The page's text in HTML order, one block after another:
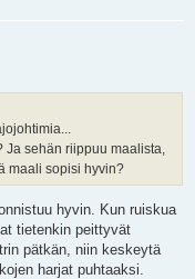
Ja sehän riippuu maalista,
maali sopisi hyvin?
hyvin. Kun ruiskua
tietenkin peittyvät
pätkän, niin keskeytä
harjat puhtaaksi.